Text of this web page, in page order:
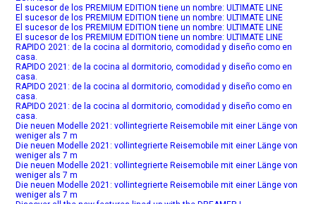
El sucesor de los PREMIUM EDITION tiene un nombre: ULTIMATE LINE
El sucesor de los PREMIUM EDITION tiene un nombre: ULTIMATE LINE
El sucesor de los PREMIUM EDITION tiene un nombre: ULTIMATE LINE
El sucesor de los PREMIUM EDITION tiene un nombre: ULTIMATE LINE
RAPIDO 2021: de la cocina al dormitorio, comodidad y diseño como en
casa.
RAPIDO 2021: de la cocina al dormitorio, comodidad y diseño como en
casa.
RAPIDO 2021: de la cocina al dormitorio, comodidad y diseño como en
casa.
RAPIDO 2021: de la cocina al dormitorio, comodidad y diseño como en
casa.
Die neuen Modelle 2021: vollintegrierte Reisemobile mit einer Länge von
weniger als 7 m
Die neuen Modelle 2021: vollintegrierte Reisemobile mit einer Länge von
weniger als 7 m
Die neuen Modelle 2021: vollintegrierte Reisemobile mit einer Länge von
weniger als 7 m
Die neuen Modelle 2021: vollintegrierte Reisemobile mit einer Länge von
weniger als 7 m